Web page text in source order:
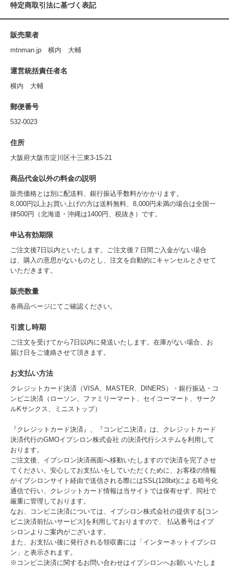
特定商取引法に基づく表記
販売業者
mtnman.jp 横内 大輔
運営統括責任者名
横内 大輔
郵便番号
532-0023
住所
大阪府大阪市淀川区十三東3-15-21
商品代金以外の料金の説明
販売価格とは別に配送料、銀行振込手数料がかかります。
8,000円以上お買い上げの方は送料無料、8,000円未満の場合は全国一
律500円（北海道・沖縄は1400円、税抜き）です。
申込有効期限
ご注文後7日以内といたします。ご注文後７日間ご入金がない場合
は、購入の意思がないものとし、注文を自動的にキャンセルとさせて
いただきます。
販売数量
各商品ページにてご確認ください。
引渡し時期
ご注文を受けてから7日以内に発送いたします。在庫がない場合、お
届け日をご連絡させて頂きます。
お支払い方法
クレジットカード決済（VISA、MASTER、DINERS）・銀行振込・コ
ンビニ決済（ローソン、ファミリーマート、セイコーマート、サーク
ルKサンクス、ミニストップ）
『クレジットカード決済』、『コンビニ決済』は、クレジットカード
決済代行のGMOイプシロン株式会社 の決済代行システムを利用して
おります。
ご注文後、イプシロン決済画面へ移動いたしますので決済を完了させ
てください。安心してお支払いをしていただくために、お客様の情報
がイプシロンサイト経由で送信される際にはSSL(128bit)による暗号化
通信で行い、クレジットカード情報は当サイトでは保有せず、同社で
厳重に管理しております。
なお、コンビニ決済については、イプシロン株式会社の提供する[コン
ビニ決済前払いサービス]を利用しておりますので、 払込番号はイプ
シロンよりご案内がございます。
また、お支払い後に発行される領収書には「インターネットイプシロ
ン」と表示されます。
※コンビニ決済に関するお問い合わせはイプシロンへお願いいたしま